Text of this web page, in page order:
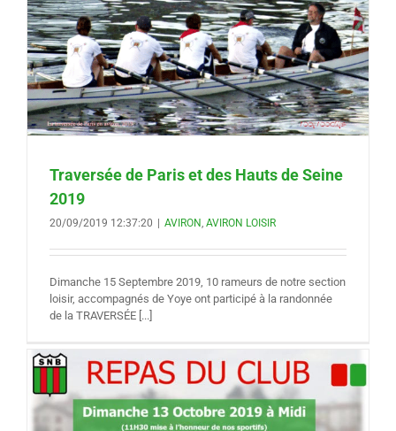
Traversée de Paris et des Hauts de Seine
2019
20/09/2019 12:37:20 AVIRON, AVIRON LOISIR
Dimanche 15 Septembre 2019, 10 rameurs de notre section
loisir, accompagnés de Yoye ont participé à la randonnée
de la TRAVERSÉE [...]